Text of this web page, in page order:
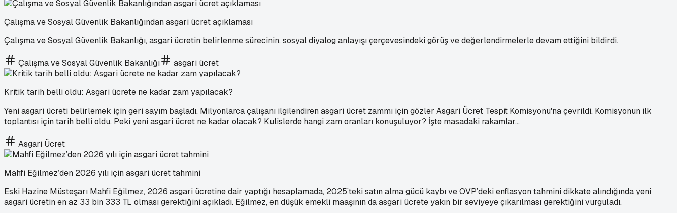
Çalışma ve Sosyal Güvenlik Bakanlığından asgari ücret açıklaması
Çalışma ve Sosyal Güvenlik Bakanlığı, asgari ücretin belirlenme sürecinin, sosyal diyalog anlayışı çerçevesindeki görüş ve değerlendirmelerle devam ettiğini bildirdi.
Çalışma ve Sosyal Güvenlik Bakanlığı asgari ücret
Kritik tarih belli oldu: Asgari ücrete ne kadar zam yapılacak?
Yeni asgari ücreti belirlemek için geri sayım başladı. Milyonlarca çalışanı ilgilendiren asgari ücret zammı için gözler Asgari Ücret Tespit Komisyonu'na çevrildi. Komisyonun ilk
toplantısı için tarih belli oldu. Peki yeni asgari ücret ne kadar olacak? Kulislerde hangi zam oranları konuşuluyor? İşte masadaki rakamlar...
Asgari Ücret
Mahfi Eğilmez’den 2026 yılı için asgari ücret tahmini
Eski Hazine Müsteşarı Mahfi Eğilmez, 2026 asgari ücretine dair yaptığı hesaplamada, 2025’teki satın alma gücü kaybı ve OVP’deki enflasyon tahmini dikkate alındığında yeni
asgari ücretin en az 33 bin 333 TL olması gerektiğini açıkladı. Eğilmez, en düşük emekli maaşının da asgari ücrete yakın bir seviyeye çıkarılması gerektiğini vurguladı.